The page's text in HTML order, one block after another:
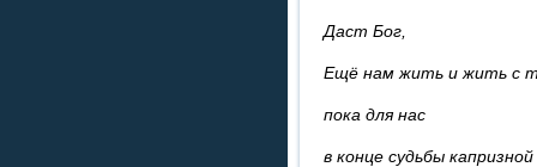
Даст Бог,
Ещё нам жить и жить с
пока для нас
в конце судьбы капризной